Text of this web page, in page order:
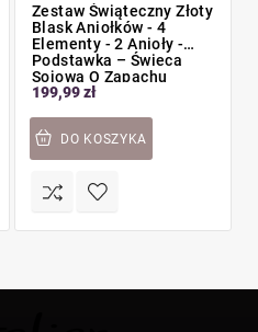
Zestaw Świąteczny Złoty
Blask Aniołków - 4
Elementy - 2 Anioły -
Podstawka – Świeca
Sojowa O Zapachu
Christmas Balsam
199,99 zł
DO KOSZYKA